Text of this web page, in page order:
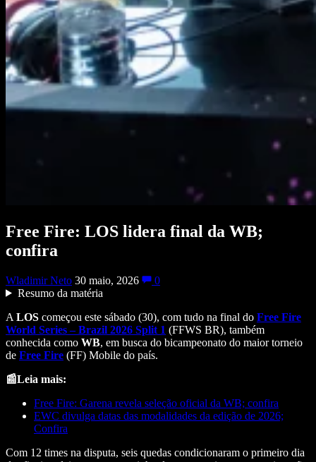
Free Fire: LOS lidera final da WB;
confira
Wladimir Neto 30 maio, 2026
0
Resumo da matéria
A LOS começou este sábado (30), com tudo na final do Free Fire
World Series – Brazil 2026 Split 1 (FFWS BR), também
conhecida como WB, em busca do bicampeonato do maior torneio
de Free Fire (FF) Mobile do país.
📰Leia mais:
Free Fire: Garena revela seleção oficial da WB; confira
EWC divulga datas das modalidades da edição de 2026;
Confira
Com 12 times na disputa, seis quedas condicionaram o primeiro dia